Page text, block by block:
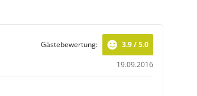
19.09.2016
Gästebewertung: 3.9 / 5.0